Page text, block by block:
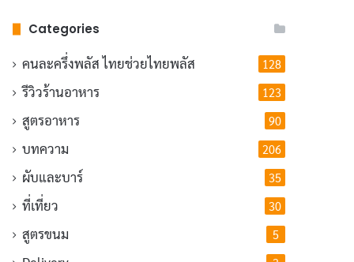
Categories
คนละครึ่งพลัสไทยช่วยไทยพลัส 128
รีวิวร้านอาหาร 123
สูตรอาหาร 90
บทความ 206
ผับและบาร์ 35
ที่เที่ยว 30
สูตรขนม 5